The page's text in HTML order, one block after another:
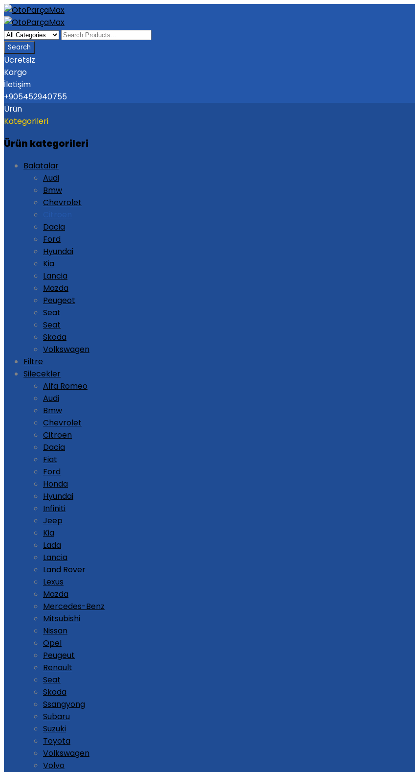
Ücretsiz
Kargo
İletişim
+905452940755
Ürün
Kategorileri
Ürün kategorileri
Balatalar
Audi
Bmw
Chevrolet
Dacia
Ford
Hyundai
Kia
Lancia
Mazda
Peugeot
Seat
Seat
Skoda
Volkswagen
Filtre
Silecekler
Alfa Romeo
Audi
Bmw
Chevrolet
Citroen
Dacia
Fiat
Ford
Honda
Hyundai
Infiniti
Jeep
Kia
Lada
Lancia
Land Rover
Lexus
Mazda
Mercedes-Benz
Mitsubishi
Nissan
Opel
Peugeut
Renault
Seat
Skoda
Ssangyong
Subaru
Suzuki
Toyota
Volkswagen
Volvo